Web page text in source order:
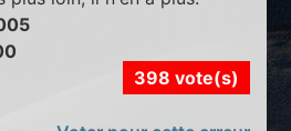
398 vote(s)